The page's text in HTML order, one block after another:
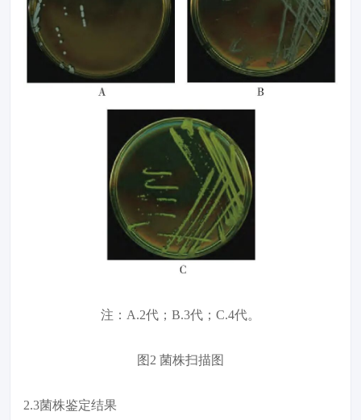
注：A.2代；B.3代；C.4代。
图2 菌株扫描图
2.3菌株鉴定结果